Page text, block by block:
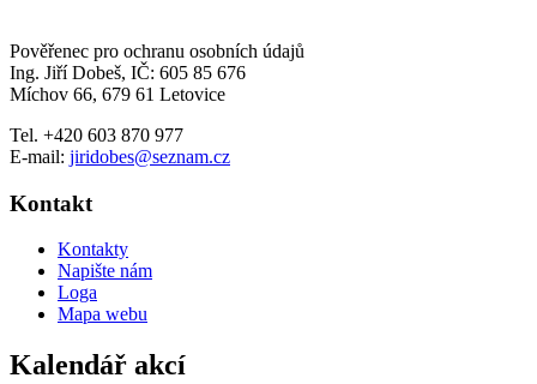
Pověřenec pro ochranu osobních údajů
Ing. Jiří Dobeš, IČ: 605 85 676
Míchov 66, 679 61 Letovice
Tel. +420 603 870 977
E-mail: jiridobes@seznam.cz
Kontakt
Kontakty
Napište nám
Loga
Mapa webu
Kalendář akcí